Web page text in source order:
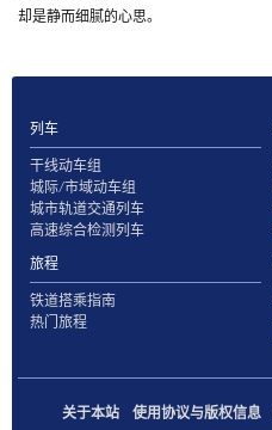
却是静而细腻的心思。
列车
干线动车组
城际/市域动车组
城市轨道交通列车
高速综合检测列车
旅程
铁道搭乘指南
热门旅程
关于本站 使用协议与版权信息